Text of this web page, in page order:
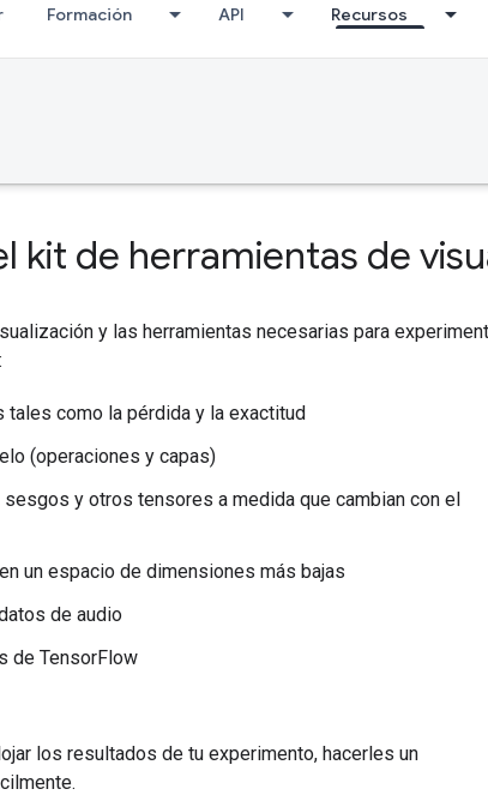
Formación API Recursos
kit de herramientas de
y las herramientas necesarias para
tales como la pérdida y la exactitud
(operaciones y capas)
y otros tensores a medida que cambian con el
un espacio de dimensiones más bajas
de audio
de TensorFlow
los resultados de tu experimento, hacerles un